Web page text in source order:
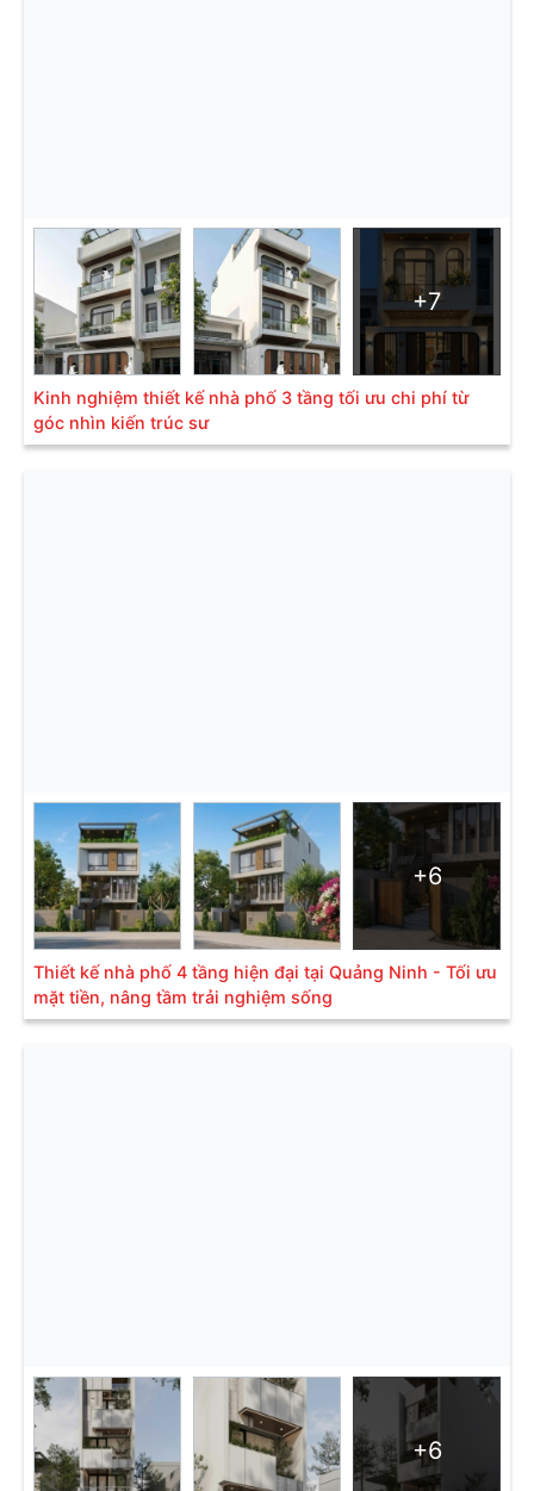
+7
Kinh nghiệm thiết kế nhà phố 3 tầng tối ưu chi phí từ
góc nhìn kiến trúc sư
+6
Thiết kế nhà phố 4 tầng hiện đại tại Quảng Ninh - Tối ưu
mặt tiền, nâng tầm trải nghiệm sống
+6